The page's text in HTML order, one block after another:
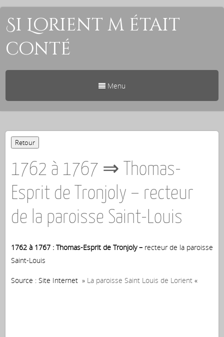
Si Lorient m était
conté
Menu
1762 à 1767 ⇒ Thomas-
Esprit de Tronjoly – recteur
de la paroisse Saint-Louis
1762 à 1767 : Thomas-Esprit de Tronjoly – recteur de la paroisse
Saint-Louis
Source : Site Internet » La paroisse Saint Louis de Lorient«